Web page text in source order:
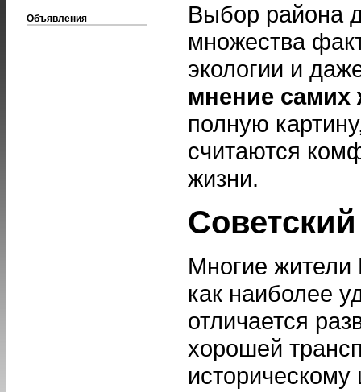
Объявления
Выбор района
множества
экологии и
мнение самих
полную
считаются
жизни.
Многие
как наиболее
отличается
хорошей
историческому